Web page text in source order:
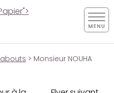
> Monsieur NOUHA